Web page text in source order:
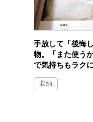
手放して「後悔
物。「また使う
で気持ちもラクに
収納